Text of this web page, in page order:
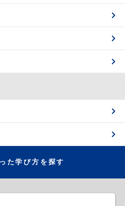
た学び方を探す